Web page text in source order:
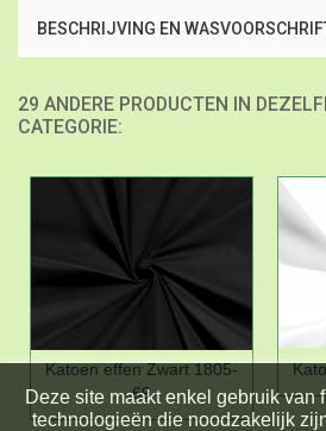
BESCHRIJVING EN
29 ANDERE PRODUCTEN IN
CATEGORIE:
Katoen effen Zwart 1805-
69
Deze site maakt enkel gebruik van
technologieën die noodzakelijk